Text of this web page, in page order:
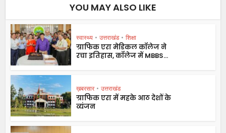
YOU MAY ALSO LIKE
स्वास्थ्य • उत्तराखंड • शिक्षा
ग्राफिक एरा मेडिकल कॉलेज ने
रचा इतिहास, कॉलेज में MBBS...
ख़बरसार • उत्तराखंड
ग्राफिक एरा में महके आठ देशों के
व्यंजन